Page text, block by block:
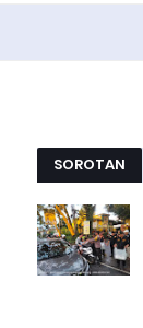
SOROTAN